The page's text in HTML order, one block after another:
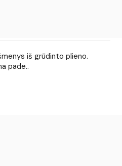
iš grūdinto plieno.
pade..